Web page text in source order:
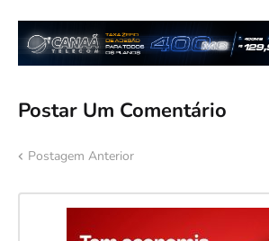
Postar Um Comentário
Postagem Anterior